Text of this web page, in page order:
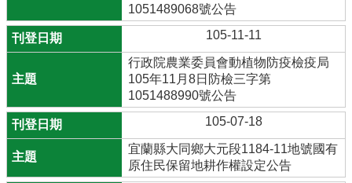
1051489068號公告
105-11-11
行政院農業委員會動植物防疫檢疫局
105年11月8日防檢三字第
1051488990號公告
105-07-18
宜蘭縣大同鄉大元段1184-11地號國有
原住民保留地耕作權設定公告